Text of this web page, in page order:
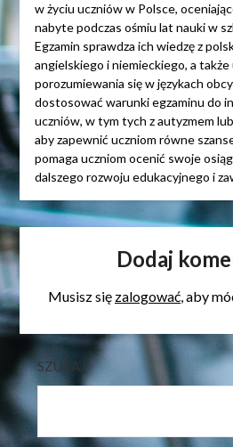
w życiu uczniów w Polsce,
nabyte podczas ośmiu lat nauki w
Egzamin sprawdza ich wiedzę z
angielskiego i niemieckiego, a
porozumiewania się w językach
dostosować warunki egzaminu do
uczniów, w tym tych z autyzmem
aby zapewnić uczniom równe
pomaga uczniom ocenić swoje
dalszego rozwoju edukacyjnego i
Dodaj
Musisz się zalogować, aby
SZUKAJ